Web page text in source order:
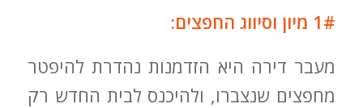
1# מיון וסיווג החפצים:
מעבר דירה היא הזדמנות נהדרת להיפטר
מחפצים שנצברו, ולהיכנס לבית החדש רק